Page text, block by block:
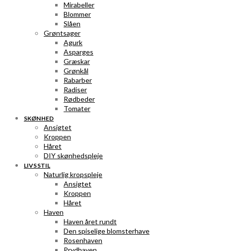
Mirabeller
Blommer
Slåen
Grøntsager
Agurk
Asparges
Græskar
Grønkål
Rabarber
Radiser
Rødbeder
Tomater
SKØNHED
Ansigtet
Kroppen
Håret
DIY skønhedspleje
LIVSSTIL
Naturlig kropspleje
Ansigtet
Kroppen
Håret
Haven
Haven året rundt
Den spiselige blomsterhave
Rosenhaven